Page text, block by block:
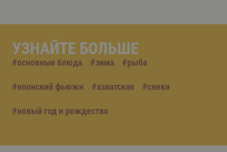
УЗНАЙТЕ БОЛЬШЕ
#основные блюда #зима #рыба
#японский фьюжн #азиатская #снеки
#новый год и рождество